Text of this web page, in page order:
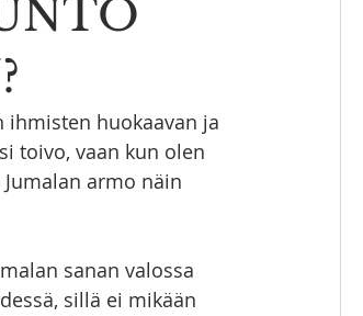
ihmisten huokaavan ja
toivo, vaan kun olen
armo näin
sanan valossa
sillä ei mikään